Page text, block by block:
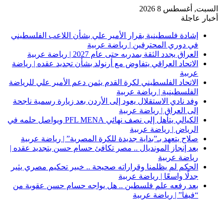
السبت, أغسطس 8 2026
أخبار عاجلة
إشادة فلسطينية بقرار الأمير علي بشأن اللاعب الفلسطيني
في دوري المحترفين | رياضة عربية
العراق يجدد الثقة بمدربه حتى عام 2027 | رياضة عربية
الاتحاد العراقي يتفاوض مع أرنولد بشأن تجديد عقده | رياضة
عربية
الاتحاد الفلسطيني لكرة القدم يثمن دعم الأمير علي للرياضة
الفلسطينية | رياضة عربية
وفد نادي الاستقلال يعود إلى الأردن بعد زيارة رسمية ناجحة
إلى العراق | رياضة عربية
الكيالي يتأهل إلى نصف نهائي PFL MENA ويواصل حلمه في
الرياض | رياضة عربية
صلاح يتعهد بـ”بداية جديدة للكرة المصرية” | رياضة عربية
بعد إنجاز المونديال .. مصر تكافئ حسام حسن بتجديد عقده |
رياضة عربية
الحكم لم يظلمنا وقراراته صحيحة .. خبير تحكيم مصري يثير
جدلًا واسعًا | رياضة عربية
بعد رفعه علم فلسطين .. هل يواجه حسام حسن عقوبة من
“فيفا” | رياضة عربية